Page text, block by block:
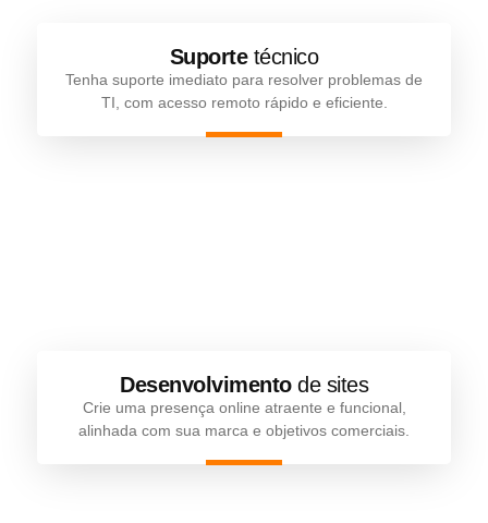
Suportetécnico
Tenha suporte imediato para resolver problemas de
TI, com acesso remoto rápido e eficiente.
Desenvolvimentode sites
Crie uma presença online atraente e funcional,
alinhada com sua marca e objetivos comerciais.